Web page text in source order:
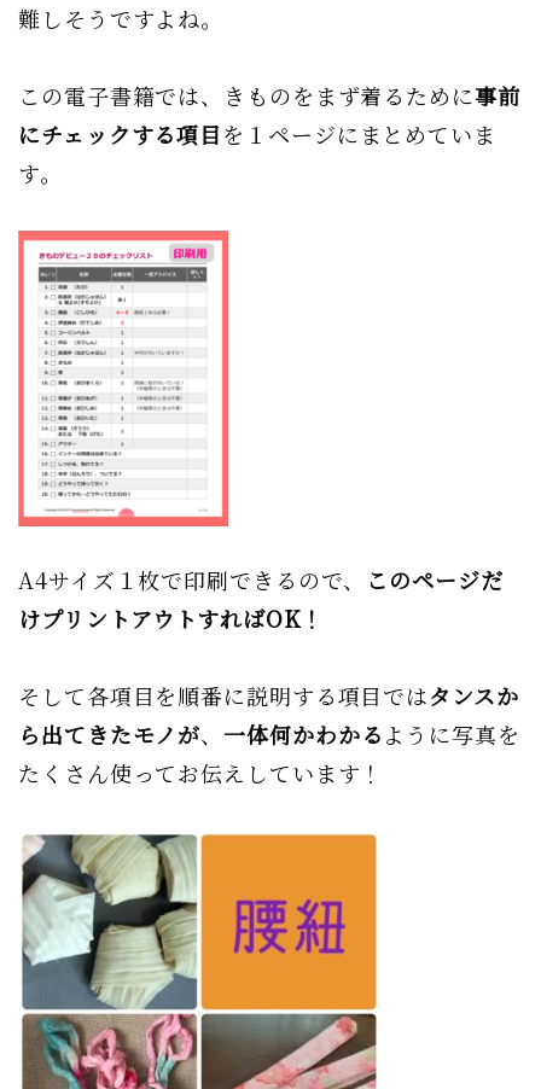
難しそうですよね。
この電子書籍では、きものをまず着るために事前
にチェックする項目を１ページにまとめていま
す。
A4サイズ１枚で印刷できるので、 このページだ
けプリントアウトすればOK！
そして各項目を順番に説明する項目ではタンスか
ら出てきたモノが、一体何かわかるように写真を
たくさん使ってお伝えしています！